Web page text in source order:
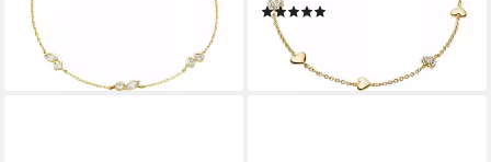
ab 35,00 €
-41%
lieferbar - in 1-2 Werktagen bei dir
65,00 €
lieferbar - in 1-2 Werktagen bei dir